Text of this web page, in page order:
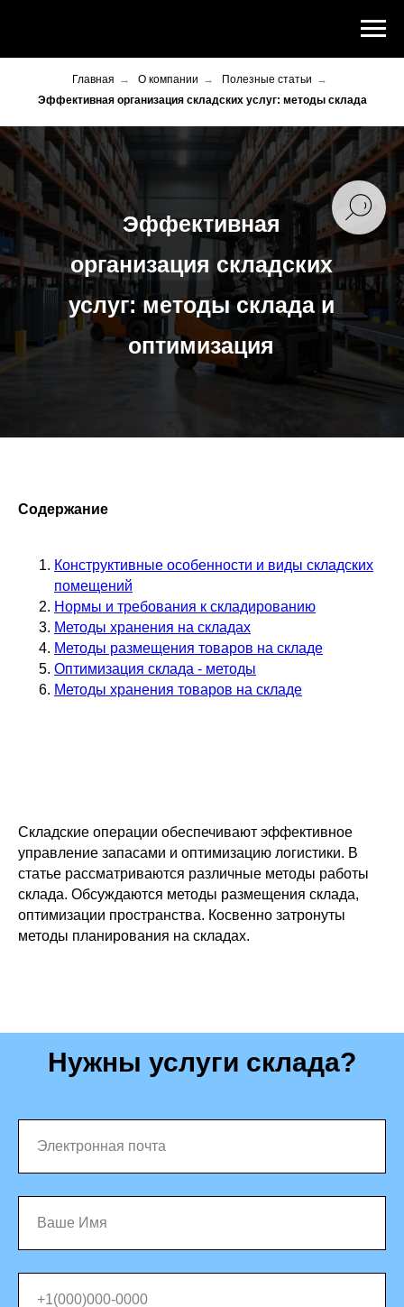
Главная → О компании → Полезные статьи →
Эффективная организация складских услуг: методы склада
Эффективная
организация складских
услуг: методы склада и
оптимизация
Содержание
Конструктивные особенности и виды складских
помещений
Нормы и требования к складированию
​Методы хранения на складах
Методы размещения товаров на складе
​Оптимизация склада - методы
​Методы хранения товаров на складе
Складские операции обеспечивают эффективное
управление запасами и оптимизацию логистики. В
статье рассматриваются различные методы работы
склада. Обсуждаются методы размещения склада,
оптимизации пространства. Косвенно затронуты
методы планирования на складах.
Нужны услуги склада?